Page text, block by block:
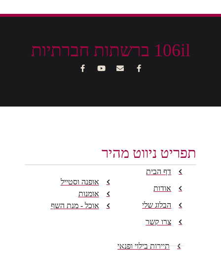
106il ברשתות חברתיות
תפריט ניווט מהיר
דף הבית
אודות
הבלוג שלי
צרו קשר
אופנה וסטייל
אומנות
אוכל - מנת השף
תיירות בילוי ופנאי